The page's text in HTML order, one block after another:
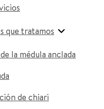
que tratamos
la médula anclada
de chiari